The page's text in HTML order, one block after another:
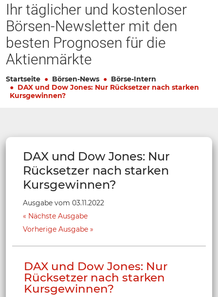
Ihr täglicher und kostenloser
Börsen-Newsletter mit den
besten Prognosen für die
Aktienmärkte
Startseite Börsen-News
Börse-Intern
DAX und Dow Jones: Nur Rücksetzer nach starken
Kursgewinnen?
DAX und Dow Jones: Nur
Rücksetzer nach starken
Kursgewinnen?
Ausgabe vom 03.11.2022
Nächste Ausgabe
Vorherige Ausgabe
DAX und Dow Jones: Nur
Rücksetzer nach starken
Kursgewinnen?